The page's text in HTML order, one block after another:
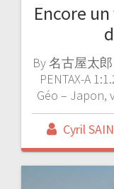
Encore
By 名古屋太郎
PENTAX-A
Géo – Japon,
Cyril